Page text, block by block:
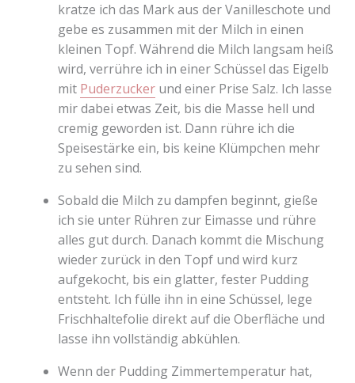
kratze ich das Mark aus der Vanilleschote und
gebe es zusammen mit der Milch in einen
kleinen Topf. Während die Milch langsam heiß
wird, verrühre ich in einer Schüssel das Eigelb
mit Puderzuckerund einer Prise Salz. Ich lasse
mir dabei etwas Zeit, bis die Masse hell und
cremig geworden ist. Dann rühre ich die
Speisestärke ein, bis keine Klümpchen mehr
zu sehen sind.
Sobald die Milch zu dampfen beginnt, gieße
ich sie unter Rühren zur Eimasse und rühre
alles gut durch. Danach kommt die Mischung
wieder zurück in den Topf und wird kurz
aufgekocht, bis ein glatter, fester Pudding
entsteht. Ich fülle ihn in eine Schüssel, lege
Frischhaltefolie direkt auf die Oberfläche und
lasse ihn vollständig abkühlen.
Wenn der Pudding Zimmertemperatur hat,